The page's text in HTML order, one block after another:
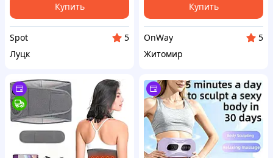
Купить
Spot
5
Луцк
Купить
OnWay
5
Житомир